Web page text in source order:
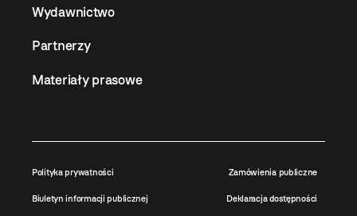
Wydawnictwo
Partnerzy
Materiały prasowe
Polityka prywatności Zamówienia publiczne
Biuletyn informacji publicznej Deklaracja dostępności